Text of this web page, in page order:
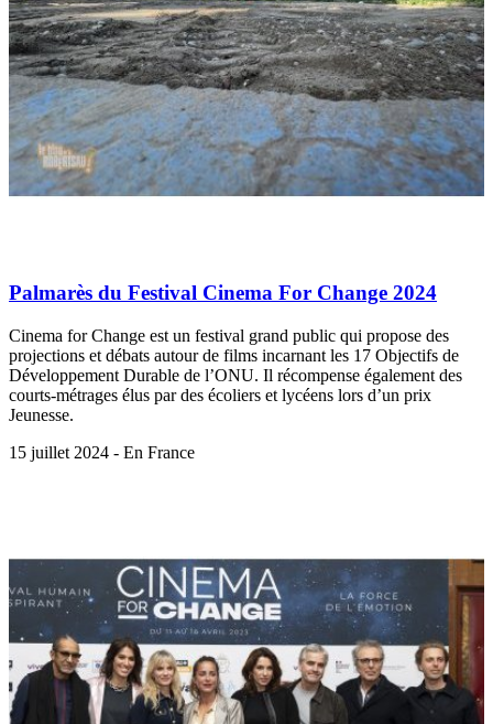
Palmarès du Festival Cinema For Change 2024
Cinema for Change est un festival grand public qui propose des
projections et débats autour de films incarnant les 17 Objectifs de
Développement Durable de l’ONU. Il récompense également des
courts-métrages élus par des écoliers et lycéens lors d’un prix
Jeunesse.
15 juillet 2024 - En France